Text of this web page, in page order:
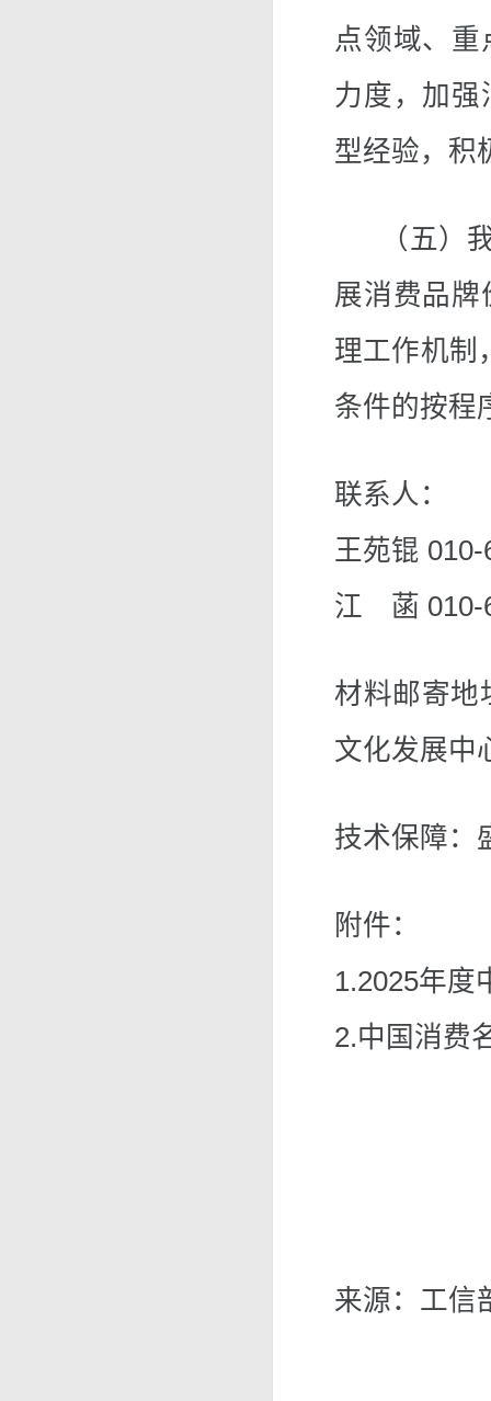
点领域、
力度，加
型经验，积
（五）我
展消费品
理工作机制
条件的按程
联系人：
王苑锟
江 菡 010-
材料邮寄地
文化发展中
技术保障：
附件：
1.2025年度
2.中国消费
来源：工信